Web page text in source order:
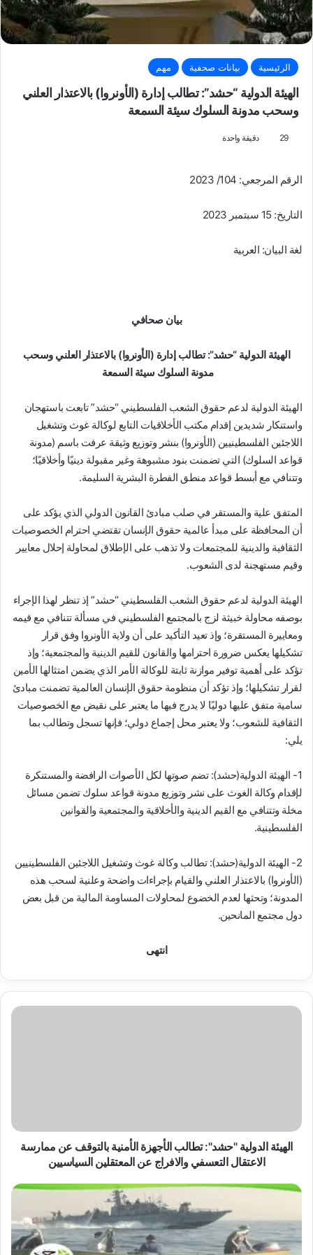
الرئيسية بيانات صحفية مهم
الهيئة الدولية “حشد”: تطالب إدارة (الأونروا) بالاعتذار العلني
وسحب مدونة السلوك سيئة السمعة
29 دقيقة واحدة
الرقم المرجعي: 104/ 2023
التاريخ: 15 سبتمبر 2023
لغة البيان: العربية
بيان صحافي
الهيئة الدولية “حشد”: تطالب إدارة (الأونروا) بالاعتذار العلني وسحب
مدونة السلوك سيئة السمعة
الهيئة الدولية لدعم حقوق الشعب الفلسطيني “حشد” تابعت باستهجان
واستنكار شديدين إقدام مكتب الأخلاقيات التابع لوكالة غوث وتشغيل
اللاجئين الفلسطينيين (الأونروا) بنشر وتوزيع وثيقة عرفت باسم (مدونة
قواعد السلوك) التي تضمنت بنود مشبوهة وغير مقبولة دينيًا وأخلاقيًا؛
وتتنافي مع أبسط قواعد منطق الفطرة البشرية السليمة.
المتفق علية والمستقر في صلب مبادئ القانون الدولي الذي يؤكد على
أن المحافظة على مبدأ عالمية حقوق الإنسان تقتضي احترام الخصوصيات
الثقافية والدينية للمجتمعات ولا تذهب على الإطلاق لمحاولة إحلال معايير
وقيم مستهجنة لدى الشعوب.
الهيئة الدولية لدعم حقوق الشعب الفلسطيني “حشد” إذ تنظر لهذا الإجراء
بوصفه محاولة خبيثة لزج بالمجتمع الفلسطيني في مسألة تتنافي مع قيمه
ومعاييرة المستقرة؛ وإذ تعيد التأكيد على أن ولاية الأونروا وفق قرار
تشكيلها يعكس ضرورة احترامها والقانون للقيم الدينية والمجتمعية؛ وإذ
تؤكد على أهمية توفير موازنة ثابتة للوكالة الأمر الذي يضمن امتثالها الأمين
لقرار تشكيلها؛ وإذ تؤكد أن منظومة حقوق الإنسان العالمية تضمنت مبادئ
سامية متفق عليها دوليًا لا يدرج فيها ما يعتبر على نقيض مع الخصوصيات
الثقافية للشعوب؛ ولا يعتبر محل إجماع دولي؛ فإنها تسجل وتطالب بما
يلي:
1- الهيئة الدولية(حشد): تضم صوتها لكل الأصوات الرافضة والمستنكرة
لإقدام وكالة الغوث على نشر وتوزيع مدونة قواعد سلوك تضمن مسائل
مخلة وتتنافي مع القيم الدينية والأخلاقية والمجتمعية والقوانين
الفلسطينية.
2- الهيئة الدولية(حشد): تطالب وكالة غوث وتشغيل اللاجئين الفلسطينيين
(الأونروا) بالاعتذار العلني والقيام بإجراءات واضحة وعلنية لسحب هذه
المدونة؛ وتحثها لعدم الخضوع لمحاولات المساومة المالية من قبل بعض
دول مجتمع المانحين.
انتهى
ا
د
ة
ح
ش
د
الهيئة الدولية "حشد": تطالب الأجهزة الأمنية بالتوقف عن ممارسة
الاعتقال التعسفي والافراج عن المعتقلين السياسيين
ب
ن
ا
س